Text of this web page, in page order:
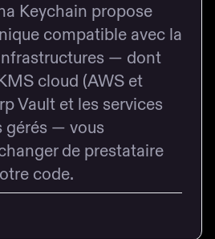
Keychain propose
compatible avec la
— dont
cloud (AWS et
Vault et les services
gérés — vous
de prestataire
code.